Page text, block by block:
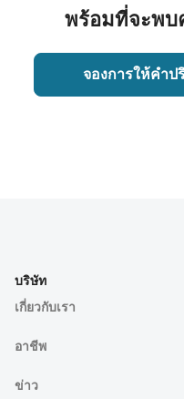
พร้อมที่จะพ
จองการให้คำ
บริษัท
เกี่ยวกับเรา
อาชีพ
ข่าว